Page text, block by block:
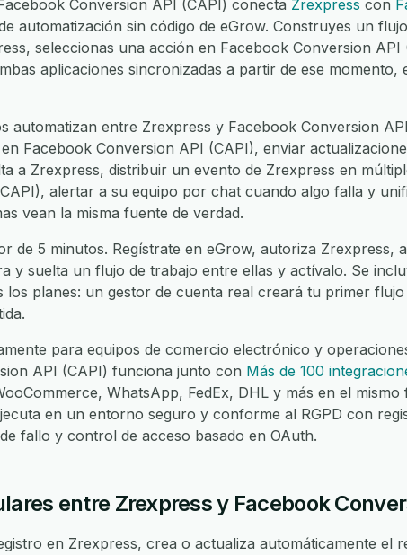
Conversion API (CAPI) conecta Zrexpress con
automatización sin código de eGrow. Construyes un
seleccionas una acción en Facebook Conversion API
aplicaciones sincronizadas a partir de ese momento,
automatizan entre Zrexpress y Facebook Conversion
Facebook Conversion API (CAPI), enviar
a Zrexpress, distribuir un evento de Zrexpress en
alertar a su equipo por chat cuando algo falla y
vean la misma fuente de verdad.
de 5 minutos. Regístrate en eGrow, autoriza Zrexpress,
y suelta un flujo de trabajo entre ellas y actívalo. Se
los planes: un gestor de cuenta real creará tu primer
para equipos de comercio electrónico y
API (CAPI) funciona junto con Más de 100
WhatsApp, FedEx, DHL y más en el mismo
en un entorno seguro y conforme al RGPD con
fallo y control de acceso basado en OAuth.
entre Zrexpress y Facebook
en Zrexpress, crea o actualiza automáticamente el